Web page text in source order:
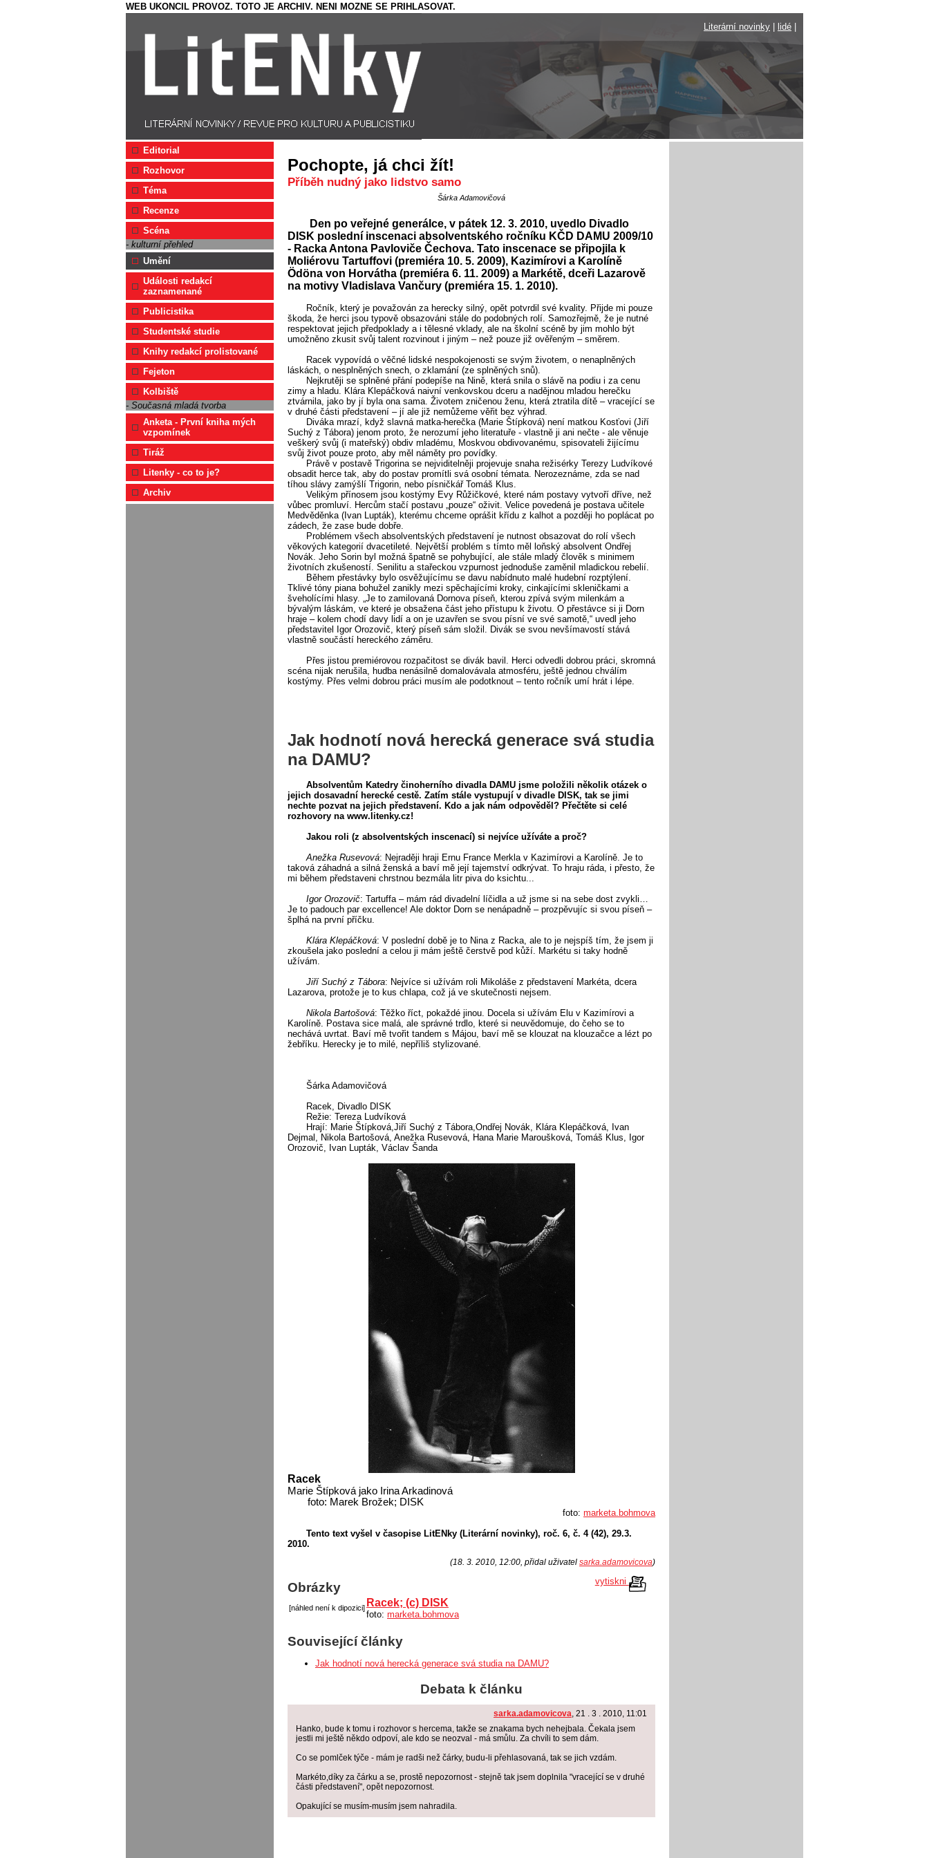
WEB UKONCIL PROVOZ. TOTO JE ARCHIV. NENI MOZNE SE PRIHLASOVAT.
Literární novinky
lidé
Editorial
Rozhovor
Téma
Recenze
Scéna
- kulturní přehled
Umění
Události redakcí
zaznamenané
Publicistika
Studentské studie
Knihy redakcí prolistované
Fejeton
Kolbiště
- Současná mladá tvorba
Anketa - První kniha mých
vzpomínek
Tiráž
Litenky - co to je?
Archiv
Pochopte, já chci žít!
Příběh nudný jako lidstvo samo
Šárka Adamovičová
Den po veřejné generálce, v pátek 12. 3. 2010, uvedlo Divadlo
DISK poslední inscenaci absolventského ročníku KČD DAMU 2009/10
- Racka Antona Pavloviče Čechova. Tato inscenace se připojila k
Moliérovu Tartuffovi (premiéra 10. 5. 2009), Kazimírovi a Karolíně
Ödöna von Horvátha (premiéra 6. 11. 2009) a Markétě, dceři Lazarově
na motivy Vladislava Vančury (premiéra 15. 1. 2010).
Ročník, který je považován za herecky silný, opět potvrdil své kvality. Přijde mi pouze
škoda, že herci jsou typově obsazováni stále do podobných rolí. Samozřejmě, že je nutné
respektovat jejich předpoklady a i tělesné vklady, ale na školní scéně by jim mohlo být
umožněno zkusit svůj talent rozvinout i jiným – než pouze již ověřeným – směrem.
Racek vypovídá o věčné lidské nespokojenosti se svým životem, o nenaplněných
láskách, o nesplněných snech, o zklamání (ze splněných snů).
Nejkrutěji se splněné přání podepíše na Nině, která snila o slávě na podiu i za cenu
zimy a hladu. Klára Klepáčková naivní venkovskou dceru a nadějnou mladou herečku
ztvárnila, jako by jí byla ona sama. Životem zničenou ženu, která ztratila dítě – vracející se
v druhé části představení – jí ale již nemůžeme věřit bez výhrad.
Diváka mrazí, když slavná matka-herečka (Marie Štípková) není matkou Kosťovi (Jiří
Suchý z Tábora) jenom proto, že nerozumí jeho literatuře - vlastně ji ani nečte - ale věnuje
veškerý svůj (i mateřský) obdiv mladému, Moskvou obdivovanému, spisovateli žijícímu
svůj život pouze proto, aby měl náměty pro povídky.
Právě v postavě Trigorina se nejviditelněji projevuje snaha režisérky Terezy Ludvíkové
obsadit herce tak, aby do postav promítli svá osobní témata. Nerozeznáme, zda se nad
tíhou slávy zamýšlí Trigorin, nebo písničkář Tomáš Klus.
Velikým přínosem jsou kostýmy Evy Růžičkové, které nám postavy vytvoří dříve, než
vůbec promluví. Hercům stačí postavu „pouze“ oživit. Velice povedená je postava učitele
Medvěděnka (Ivan Lupták), kterému chceme oprášit křídu z kalhot a později ho poplácat po
zádech, že zase bude dobře.
Problémem všech absolventských představení je nutnost obsazovat do rolí všech
věkových kategorií dvacetileté. Největší problém s tímto měl loňský absolvent Ondřej
Novák. Jeho Sorin byl možná špatně se pohybující, ale stále mladý člověk s minimem
životních zkušeností. Senilitu a stařeckou vzpurnost jednoduše zaměnil mladickou rebelií.
Během přestávky bylo osvěžujícímu se davu nabídnuto malé hudební rozptýlení.
Tklivé tóny piana bohužel zanikly mezi spěchajícími kroky, cinkajícími skleničkami a
šveholícími hlasy. „Je to zamilovaná Dornova píseň, kterou zpívá svým milenkám a
bývalým láskám, ve které je obsažena část jeho přístupu k životu. O přestávce si ji Dorn
hraje – kolem chodí davy lidí a on je uzavřen se svou písní ve své samotě,“ uvedl jeho
představitel Igor Orozovič, který píseň sám složil. Divák se svou nevšímavostí stává
vlastně součástí hereckého záměru.
Přes jistou premiérovou rozpačitost se divák bavil. Herci odvedli dobrou práci, skromná
scéna nijak nerušila, hudba nenásilně domalovávala atmosféru, ještě jednou chválím
kostýmy. Přes velmi dobrou práci musím ale podotknout – tento ročník umí hrát i lépe.
Jak hodnotí nová herecká generace svá studia
na DAMU?
Absolventům Katedry činoherního divadla DAMU jsme položili několik otázek o
jejich dosavadní herecké cestě. Zatím stále vystupují v divadle DISK, tak se jimi
nechte pozvat na jejich představení. Kdo a jak nám odpověděl? Přečtěte si celé
rozhovory na www.litenky.cz!
Jakou roli (z absolventských inscenací) si nejvíce užíváte a proč?
Anežka Rusevová: Nejraději hraji Ernu France Merkla v Kazimírovi a Karolíně. Je to
taková záhadná a silná ženská a baví mě její tajemství odkrývat. To hraju ráda, i přesto, že
mi během představeni chrstnou bezmála litr piva do ksichtu...
Igor Orozovič: Tartuffa – mám rád divadelní líčidla a už jsme si na sebe dost zvykli…
Je to padouch par excellence! Ale doktor Dorn se nenápadně – prozpěvujíc si svou píseň –
šplhá na první příčku.
Klára Klepáčková: V poslední době je to Nina z Racka, ale to je nejspíš tím, že jsem ji
zkoušela jako poslední a celou ji mám ještě čerstvě pod kůží. Markétu si taky hodně
užívám.
Jiří Suchý z Tábora: Nejvíce si užívám roli Mikoláše z představení Markéta, dcera
Lazarova, protože je to kus chlapa, což já ve skutečnosti nejsem.
Nikola Bartošová: Těžko říct, pokaždé jinou. Docela si užívám Elu v Kazimírovi a
Karolíně. Postava sice malá, ale správné trdlo, které si neuvědomuje, do čeho se to
nechává uvrtat. Baví mě tvořit tandem s Májou, baví mě se klouzat na klouzačce a lézt po
žebříku. Herecky je to milé, nepříliš stylizované.
Šárka Adamovičová
Racek, Divadlo DISK
Režie: Tereza Ludvíková
Hrají: Marie Štípková,Jiří Suchý z Tábora,Ondřej Novák, Klára Klepáčková, Ivan
Dejmal, Nikola Bartošová, Anežka Rusevová, Hana Marie Maroušková, Tomáš Klus, Igor
Orozovič, Ivan Lupták, Václav Šanda
Racek
Marie Štípková jako Irina Arkadinová
foto: Marek Brožek; DISK
foto: marketa.bohmova
Tento text vyšel v časopise LitENky (Literární novinky), roč. 6, č. 4 (42), 29.3.
2010.
(18. 3. 2010, 12:00, přidal uživatel sarka.adamovicova)
vytiskni
Obrázky
[náhled není k dipozici] Racek; (c) DISK
foto: marketa.bohmova
Související články
Jak hodnotí nová herecká generace svá studia na DAMU?
Debata k článku
sarka.adamovicova, 21 . 3 . 2010, 11:01
Hanko, bude k tomu i rozhovor s hercema, takže se znakama bych nehejbala. Čekala jsem
jestli mi ještě někdo odpoví, ale kdo se neozval - má smůlu. Za chvíli to sem dám.
Co se pomlček týče - mám je radši než čárky, budu-li přehlasovaná, tak se jich vzdám.
Markéto,díky za čárku a se, prostě nepozornost - stejně tak jsem doplnila "vracející se v druhé
části představení", opět nepozornost.
Opakující se musím-musím jsem nahradila.